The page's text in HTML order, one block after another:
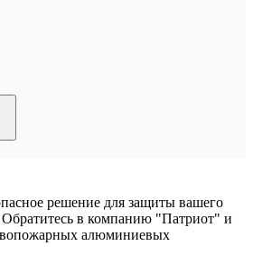
решение для защиты вашего
в компанию "Патриот" и
алюминиевых